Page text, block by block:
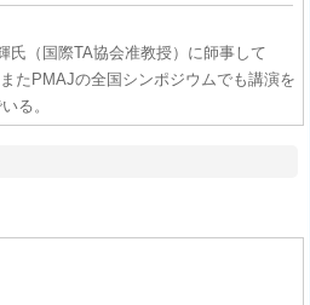
氏（国際TA協会准教授）に師事して
たPMAJの全国シンポジウムでも講演を
る。